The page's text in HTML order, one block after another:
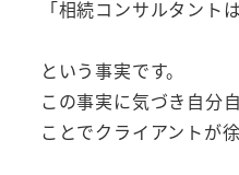
「相続コンサルタント
という事実です。
この事実に気づき自分
ことでクライアントが